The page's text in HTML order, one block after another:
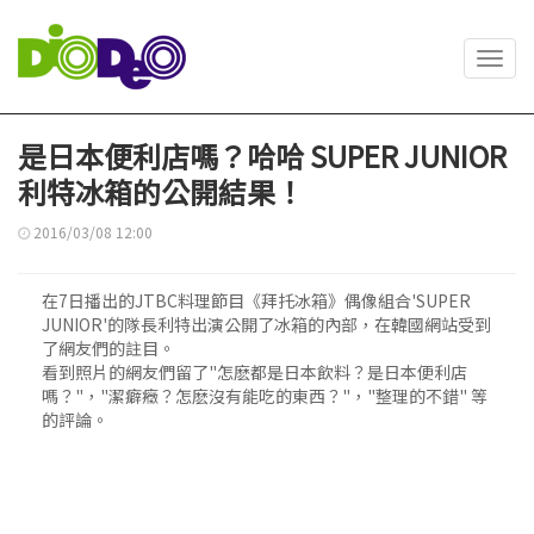
是日本便利店嗎？哈哈 SUPER JUNIOR
利特冰箱的公開結果！
2016/03/08 12:00
在7日播出的JTBC料理節目《拜托冰箱》偶像組合'SUPER
JUNIOR'的隊長利特出演公開了冰箱的內部，在韓國網站受到
了網友們的註目。
看到照片的網友們留了"怎麽都是日本飲料？是日本便利店
嗎？"，"潔癖癥？怎麽沒有能吃的東西？"，"整理的不錯" 等
的評論。